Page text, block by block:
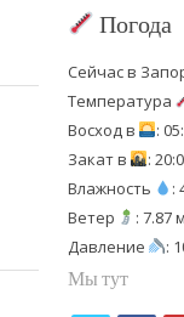
Погода
Сейчас в
Температура
Восход в
:
Закат в
:
Влажность
:
Ветер
: 7.87
Давление
:
Мы тут